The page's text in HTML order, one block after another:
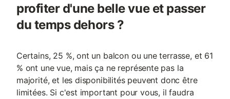
profiter d'une belle vue et passer
du temps dehors ?
Certains, 25 %, ont un balcon ou une terrasse, et 61
% ont une vue, mais ça ne représente pas la
majorité, et les disponibilités peuvent donc être
limitées. Si c'est important pour vous, il faudra